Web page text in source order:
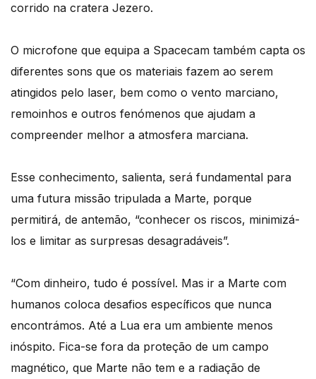
corrido na cratera Jezero.
O microfone que equipa a Spacecam também capta os
diferentes sons que os materiais fazem ao serem
atingidos pelo laser, bem como o vento marciano,
remoinhos e outros fenómenos que ajudam a
compreender melhor a atmosfera marciana.
Esse conhecimento, salienta, será fundamental para
uma futura missão tripulada a Marte, porque
permitirá, de antemão, “conhecer os riscos, minimizá-
los e limitar as surpresas desagradáveis”.
“Com dinheiro, tudo é possível. Mas ir a Marte com
humanos coloca desafios específicos que nunca
encontrámos. Até a Lua era um ambiente menos
inóspito. Fica-se fora da proteção de um campo
magnético, que Marte não tem e a radiação de